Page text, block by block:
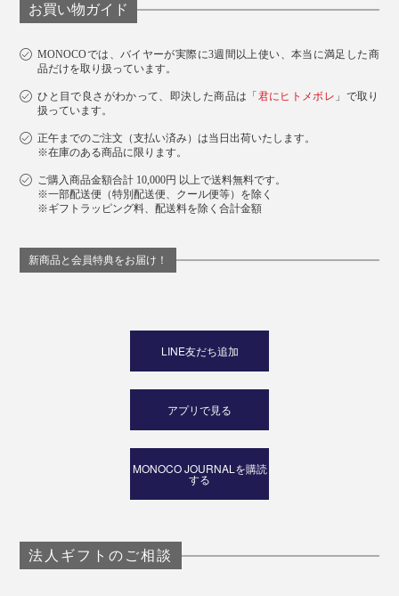
お買い物ガイド
MONOCOでは、バイヤーが実際に3週間以上使い、本当に満足した商
品だけを取り扱っています。
ひと目で良さがわかって、即決した商品は「君にヒトメボレ 」で取り
扱っています。
正午までのご注文（支払い済み）は当日出荷いたします。
※在庫のある商品に限ります。
ご購入商品金額合計 10,000円 以上で送料無料です。
※一部配送便（特別配送便、クール便等）を除く
※ギフトラッピング料、配送料を除く合計金額
新商品と会員特典をお届け！
LINE友だち追加
アプリで見る
MONOCO JOURNALを購読
する
法人ギフトのご相談